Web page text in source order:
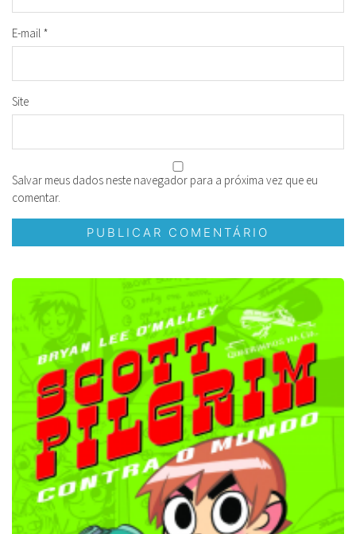
E-mail *
Site
Salvar meus dados neste navegador para a próxima vez que eu
comentar.